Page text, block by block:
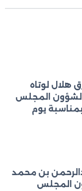
هلال لوتاه
لشؤون المجلس
يوم
بن محمد
المجلس